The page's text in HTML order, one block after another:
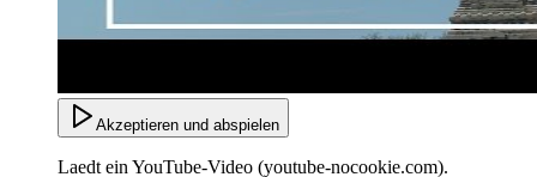
Akzeptieren und abspielen
Laedt ein YouTube-Video (youtube-nocookie.com).